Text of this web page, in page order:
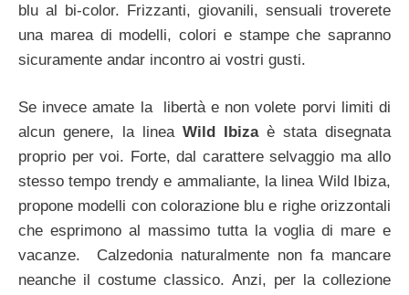
blu al bi-color. Frizzanti, giovanili, sensuali troverete
una marea di modelli, colori e stampe che sapranno
sicuramente andar incontro ai vostri gusti.
Se invece amate la libertà e non volete porvi limiti di
alcun genere, la linea Wild Ibizaè stata disegnata
proprio per voi. Forte, dal carattere selvaggio ma allo
stesso tempo trendy e ammaliante, la linea Wild Ibiza,
propone modelli con colorazione blu e righe orizzontali
che esprimono al massimo tutta la voglia di mare e
vacanze. Calzedonia naturalmente non fa mancare
neanche il costume classico. Anzi, per la collezione